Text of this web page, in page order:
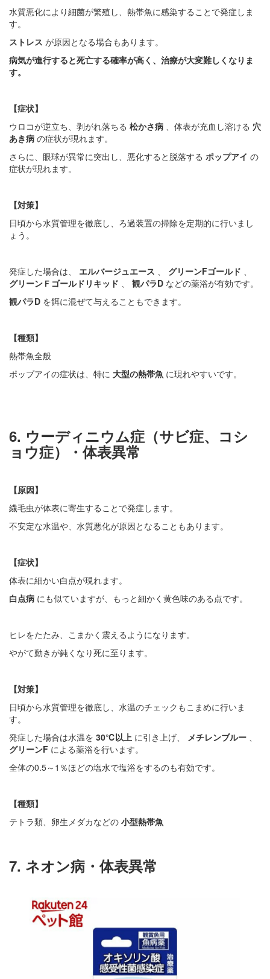
水質悪化により細菌が繁殖し、熱帯魚に感染することで発症しま
す。
ストレス が原因となる場合もあります。
病気が進行すると死亡する確率が高く、治療が大変難しくなりま
す。
【症状】
ウロコが逆立ち、剥がれ落ちる 松かさ病 、体表が充血し溶ける 穴
あき病 の症状が現れます。
さらに、眼球が異常に突出し、悪化すると脱落する ポップアイ の
症状が現れます。
【対策】
日頃から水質管理を徹底し、ろ過装置の掃除を定期的に行いまし
ょう。
発症した場合は、 エルバージュエース グリーンFゴールド
グリーンＦゴールドリキッド
観パラD などの薬浴が有効です。
観パラD を餌に混ぜて与えることもできます。
【種類】
熱帯魚全般
ポップアイの症状は、特に 大型の熱帯魚 に現れやすいです。
6. ウーディニウム症（サビ症、コシ
ョウ症）・体表異常
【原因】
繊毛虫が体表に寄生することで発症します。
不安定な水温や、水質悪化が原因となることもあります。
【症状】
体表に細かい白点が現れます。
白点病 にも似ていますが、もっと細かく黄色味のある点です。
ヒレをたたみ、こまかく震えるようになります。
やがて動きが鈍くなり死に至ります。
【対策】
日頃から水質管理を徹底し、水温のチェックもこまめに行いま
す。
発症した場合は水温を 30℃以上 に引き上げ、 メチレンブルー
グリーンF による薬浴を行います。
全体の0.5～1％ほどの塩水で塩浴をするのも有効です。
【種類】
テトラ類、卵生メダカなどの 小型熱帯魚
7. ネオン病・体表異常